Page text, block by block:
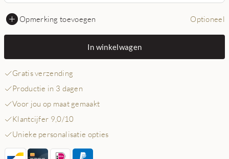
Opmerking toevoegen Optioneel
In winkelwagen
Gratis verzending
Productie in 3 dagen
Voor jou op maat gemaakt
Klantcijfer 9,0/10
Unieke personalisatie opties